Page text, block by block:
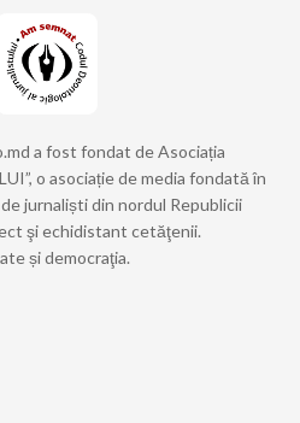
a fost fondat de Asociația
o asociație de media fondată în
jurnaliști din nordul Republicii
şi echidistant cetăţenii.
și democraţia.